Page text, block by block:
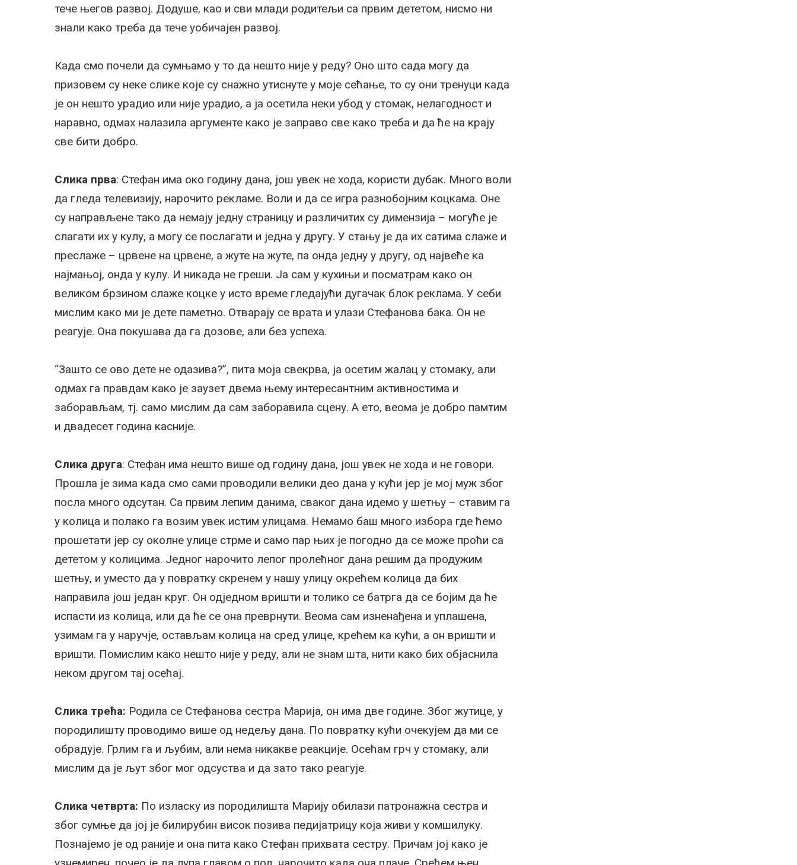
тече његов развој. Додуше, као и сви млади родитељи са првим дететом, нисмо ни
знали како треба да тече уобичајен развој.
Када смо почели да сумњамо у то да нешто није у реду? Оно што сада могу да
призовем су неке слике које су снажно утиснуте у моје сећање, то су они тренуци када
је он нешто урадио или није урадио, а ја осетила неки убод у стомак, нелагодност и
наравно, одмах налазила аргументе како је заправо све како треба и да ће на крају
све бити добро.
Слика прва: Стефан има око годину дана, још увек не хода, користи дубак. Много воли
да гледа телевизију, нарочито рекламе. Воли и да се игра разнобојним коцкама. Оне
су направљене тако да немају једну страницу и различитих су димензија – могуће је
слагати их у кулу, а могу се послагати и једна у другу. У стању је да их сатима слаже и
преслаже – црвене на црвене, а жуте на жуте, па онда једну у другу, од највеће ка
најмањој, онда у кулу. И никада не греши. Ја сам у кухињи и посматрам како он
великом брзином слаже коцке у исто време гледајући дугачак блок реклама. У себи
мислим како ми је дете паметно. Отварају се врата и улази Стефанова бака. Он не
реагује. Она покушава да га дозове, али без успеха.
“Зашто се ово дете не одазива?”, пита моја свекрва, ја осетим жалац у стомаку, али
одмах га правдам како је заузет двема њему интересантним активностима и
заборављам, тј. само мислим да сам заборавила сцену. А ето, веома је добро памтим
и двадесет година касније.
Слика друга: Стефан има нешто више од годину дана, још увек не хода и не говори.
Прошла је зима када смо сами проводили велики део дана у кући јер је мој муж због
посла много одсутан. Са првим лепим данима, сваког дана идемо у шетњу – ставим га
у колица и полако га возим увек истим улицама. Немамо баш много избора где ћемо
прошетати јер су околне улице стрме и само пар њих је погодно да се може проћи са
дететом у колицима. Једног нарочито лепог пролећног дана решим да продужим
шетњу, и уместо да у повратку скренем у нашу улицу окрећем колица да бих
направила још један круг. Он одједном вришти и толико се батрга да се бојим да ће
испасти из колица, или да ће се она преврнути. Веома сам изненађена и уплашена,
узимам га у наручје, остављам колица на сред улице, крећем ка кући, а он вришти и
вришти. Помислим како нешто није у реду, али не знам шта, нити како бих објаснила
неком другом тај осећај.
Слика трећа: Родила се Стефанова сестра Марија, он има две године. Због жутице, у
породилишту проводимо више од недељу дана. По повратку кући очекујем да ми се
обрадује. Грлим га и љубим, али нема никакве реакције. Осећам грч у стомаку, али
мислим да је љут због мог одсуства и да зато тако реагује.
Слика четврта: По изласку из породилишта Марију обилази патронажна сестра и
због сумње да јој је билирубин висок позива педијатрицу која живи у комшилуку.
Познајемо је од раније и она пита како Стефан прихвата сестру. Причам јој како је